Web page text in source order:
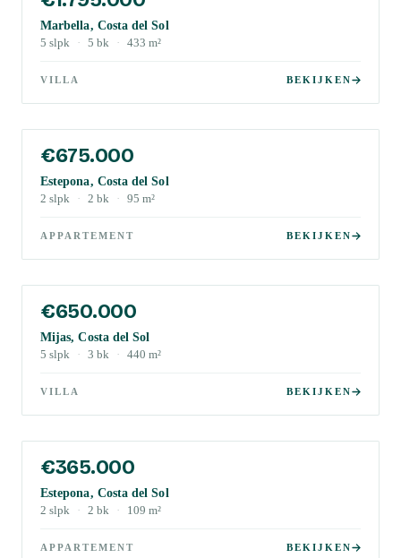
Marbella, Costa del Sol
5 slpk · 5 bk · 433 m²
VILLA BEKIJKEN
€675.000
Estepona, Costa del Sol
2 slpk · 2 bk · 95 m²
APPARTEMENT BEKIJKEN
€650.000
Mijas, Costa del Sol
5 slpk · 3 bk · 440 m²
VILLA BEKIJKEN
€365.000
Estepona, Costa del Sol
2 slpk · 2 bk · 109 m²
APPARTEMENT BEKIJKEN